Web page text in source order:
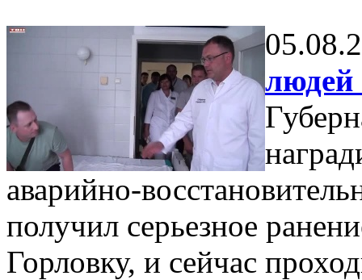
людей
аварийно-
получил серьезное
Горловку, и сейчас